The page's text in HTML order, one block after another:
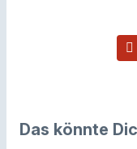
Das könnte